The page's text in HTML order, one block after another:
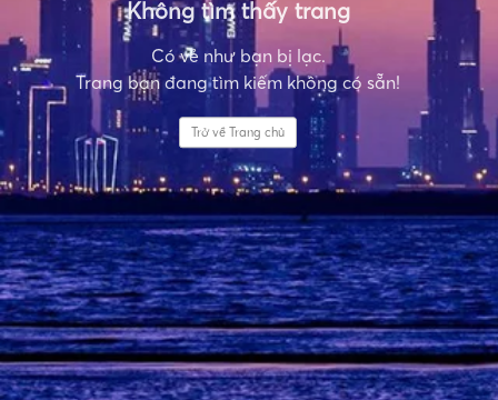
Không tìm thấy trang
Có vẻ như bạn bị lạc.
Trang bạn đang tìm kiếm không có sẵn!
Trở về Trang chủ